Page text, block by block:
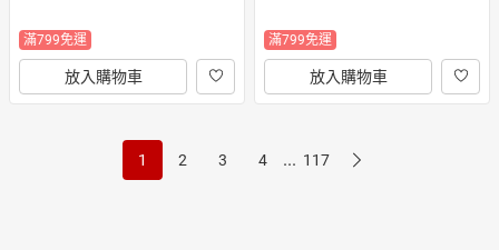
滿799免運
放入購物車
滿799免運
放入購物車
1 2 3 4 ... 117